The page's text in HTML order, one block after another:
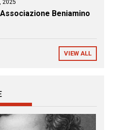
2025
Beniamino
VIEW ALL